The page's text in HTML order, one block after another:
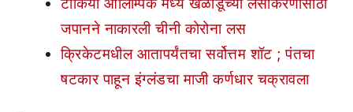
जपानने नाकारली चीनी कोरोना लस
क्रिकेटमधील आतापर्यंतचा सर्वोत्तम शॉट ; पंतचा
षटकार पाहून इंग्लंडचा माजी कर्णधार चक्रावला